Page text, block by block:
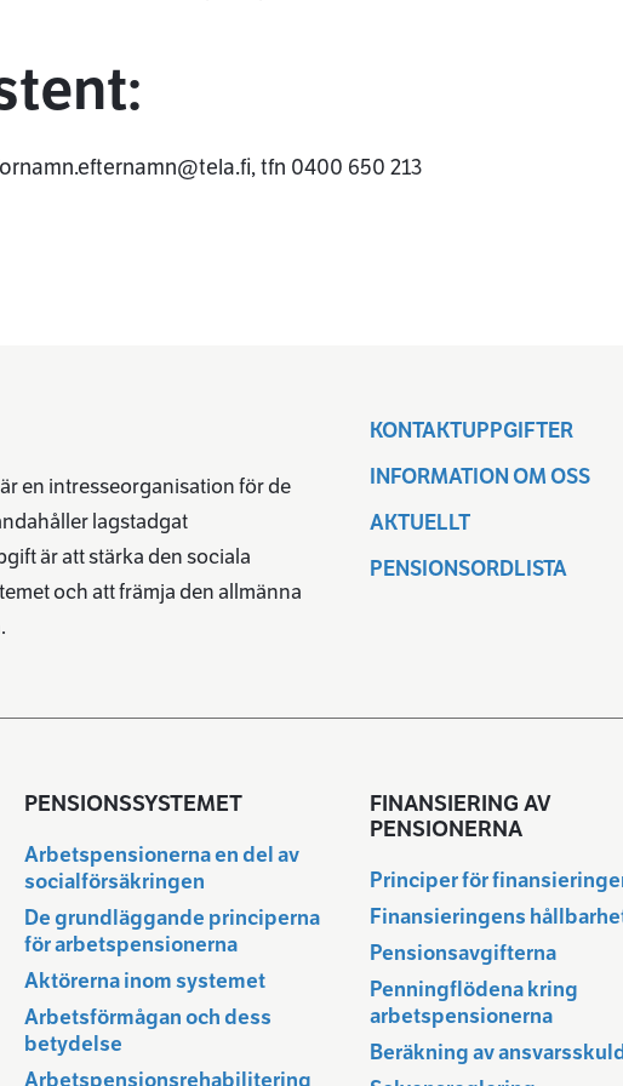
tfn 0400 650 213
en intresseorganisation för de
lagstadgat
är att stärka den sociala
och att främja den allmänna
KONTAKTUPPGIFTER
INFORMATION OM OSS
AKTUELLT
PENSIONSORDLISTA
PENSIONSSYSTEMET
Arbetspensionerna en del av
socialförsäkringen
De grundläggande principerna
för arbetspensionerna
Aktörerna inom systemet
Arbetsförmågan och dess
betydelse
Arbetspensionsrehabilitering
FINANSIERING AV
PENSIONERNA
Principer för
Finansieringens
Pensionsavgifterna
Penningflödena kring
arbetspensionerna
Beräkning av